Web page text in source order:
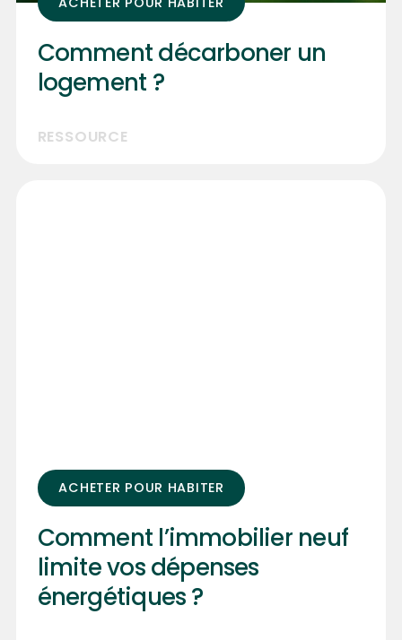
Comment décarboner un
logement ?
RESSOURCE
ACHETER POUR HABITER
Comment l’immobilier neuf
limite vos dépenses
énergétiques ?